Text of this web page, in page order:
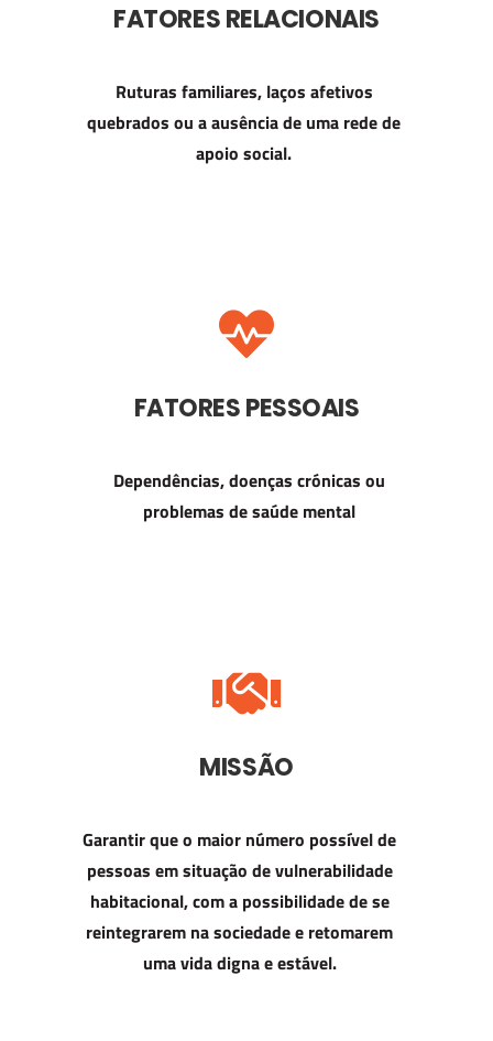
FATORES RELACIONAIS
Ruturas familiares, laços afetivos
quebrados ou a ausência de uma rede de
apoio social.
FATORES PESSOAIS
Dependências, doenças crónicas ou
problemas de saúde mental
MISSÃO
Garantir que o maior número possível de
pessoas em situação de vulnerabilidade
habitacional, com a possibilidade de se
reintegrarem na sociedade e retomarem
uma vida digna e estável.